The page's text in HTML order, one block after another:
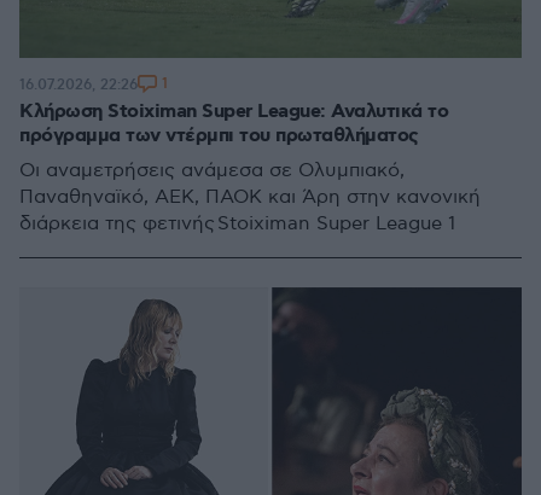
Κλήρωση Stoiximan Super League: Αναλυτικά το
πρόγραμμα των ντέρμπι του πρωταθλήματος
Οι αναμετρήσεις ανάμεσα σε Ολυμπιακό,
Παναθηναϊκό, ΑΕΚ, ΠΑΟΚ και Άρη στην κανονική
διάρκεια της φετινής Stoiximan Super League 1
16.07.2026, 22:26 1